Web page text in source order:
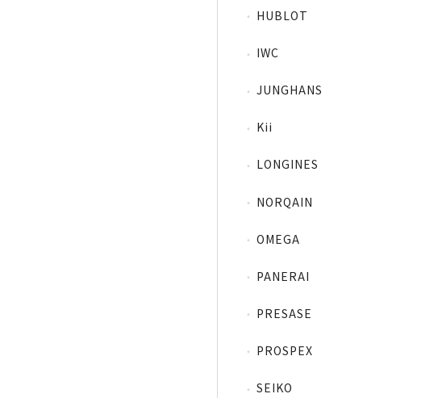
HUBLOT
IWC
JUNGHANS
Kii
LONGINES
NORQAIN
OMEGA
PANERAI
PRESASE
PROSPEX
SEIKO